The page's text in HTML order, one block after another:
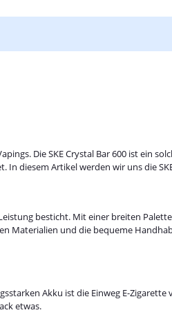
Die SKE Crystal Bar 600 ist ein
diesem Artikel werden wir uns die
besticht. Mit einer breiten
und die bequeme
Akku ist die Einweg E-
etwas.